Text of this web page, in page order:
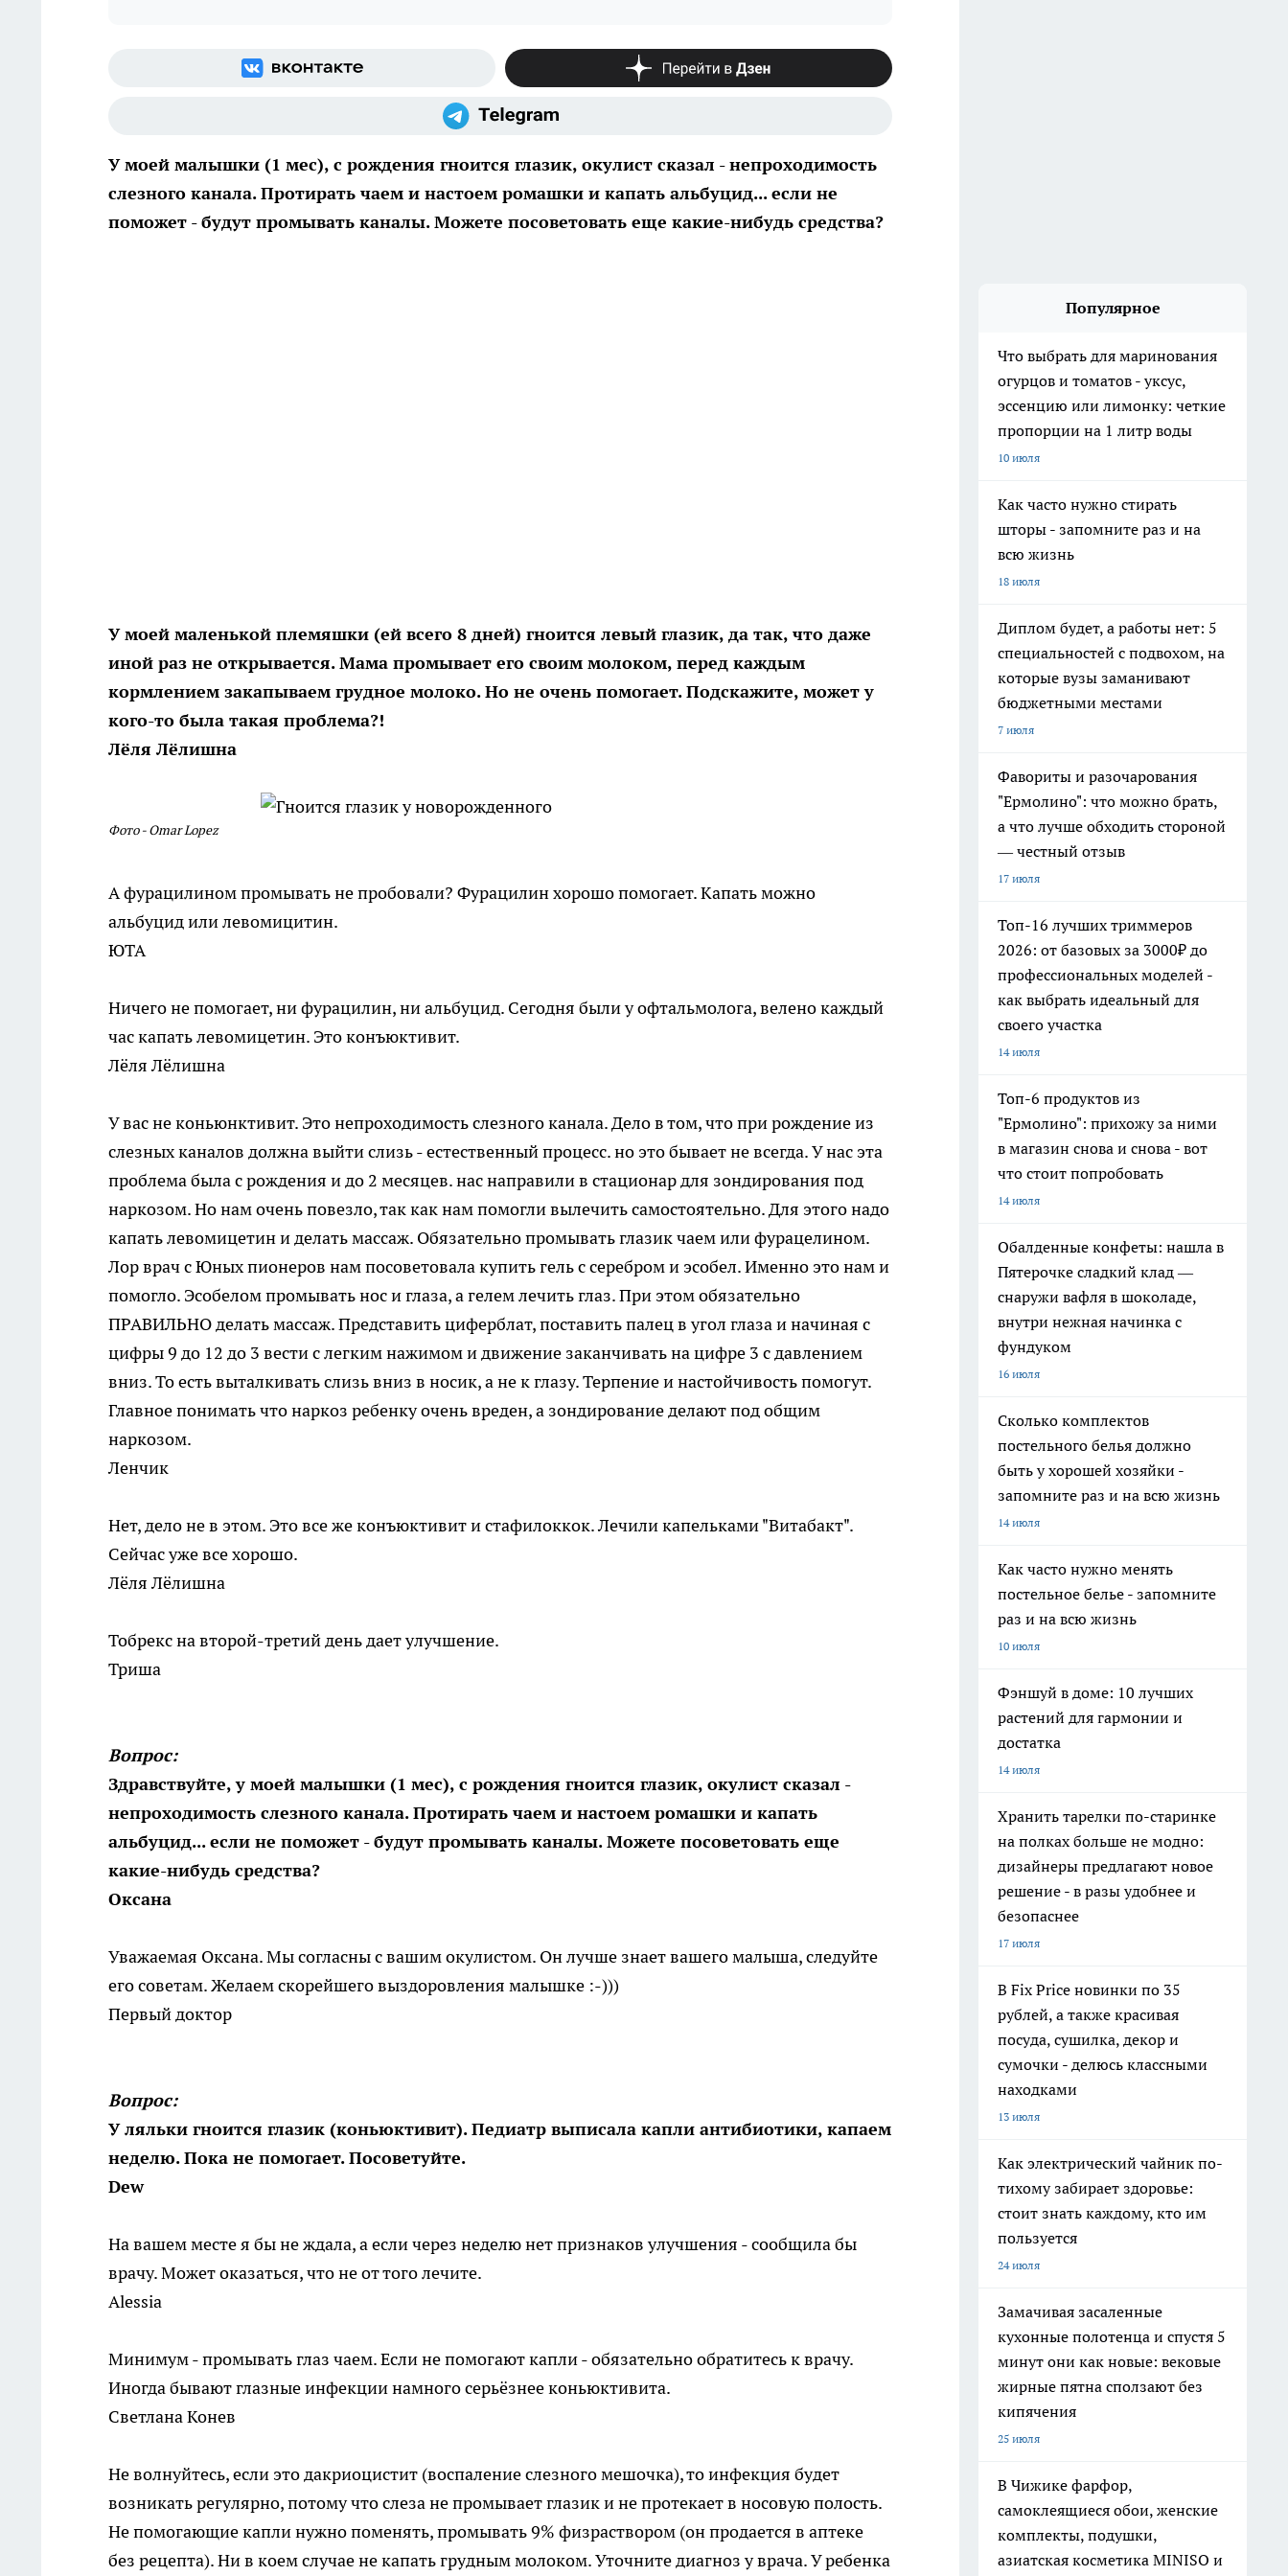
У моей малышки (1 мес), с рождения гноится глазик, окулист сказал - непроходимость
слезного канала. Протирать чаем и настоем ромашки и капать альбуцид... если не
поможет - будут промывать каналы. Можете посоветовать еще какие-нибудь средства?
У моей маленькой племяшки (ей всего 8 дней) гноится левый глазик, да так, что даже
иной раз не открывается. Мама промывает его своим молоком, перед каждым
кормлением закапываем грудное молоко. Но не очень помогает. Подскажите, может у
кого-то была такая проблема?!
Лёля Лёлишна
Фото - Omar Lopez
А фурацилином промывать не пробовали? Фурацилин хорошо помогает. Капать можно
альбуцид или левомицитин.
ЮТА
Ничего не помогает, ни фурацилин, ни альбуцид. Сегодня были у офтальмолога, велено каждый
час капать левомицетин. Это конъюктивит.
Лёля Лёлишна
У вас не коньюнктивит. Это непроходимость слезного канала. Дело в том, что при рождение из
слезных каналов должна выйти слизь - естественный процесс. но это бывает не всегда. У нас эта
проблема была с рождения и до 2 месяцев. нас направили в стационар для зондирования под
наркозом. Но нам очень повезло, так как нам помогли вылечить самостоятельно. Для этого надо
капать левомицетин и делать массаж. Обязательно промывать глазик чаем или фурацелином.
Лор врач с Юных пионеров нам посоветовала купить гель с серебром и эсобел. Именно это нам и
помогло. Эсобелом промывать нос и глаза, а гелем лечить глаз. При этом обязательно
ПРАВИЛЬНО делать массаж. Представить циферблат, поставить палец в угол глаза и начиная с
цифры 9 до 12 до 3 вести с легким нажимом и движение заканчивать на цифре 3 с давлением
вниз. То есть выталкивать слизь вниз в носик, а не к глазу. Терпение и настойчивость помогут.
Главное понимать что наркоз ребенку очень вреден, а зондирование делают под общим
наркозом.
Ленчик
Нет, дело не в этом. Это все же конъюктивит и стафилоккок. Лечили капельками "Витабакт".
Сейчас уже все хорошо.
Лёля Лёлишна
Тобрекс на второй-третий день дает улучшение.
Триша
Вопрос:
Здравствуйте, у моей малышки (1 мес), с рождения гноится глазик, окулист сказал -
непроходимость слезного канала. Протирать чаем и настоем ромашки и капать
альбуцид... если не поможет - будут промывать каналы. Можете посоветовать еще
какие-нибудь средства?
Оксана
Уважаемая Оксана. Мы согласны с вашим окулистом. Он лучше знает вашего малыша, следуйте
его советам. Желаем скорейшего выздоровления малышке :-)))
Первый доктор
Вопрос:
У ляльки гноится глазик (коньюктивит). Педиатр выписала капли антибиотики, капаем
неделю. Пока не помогает. Посоветуйте.
Dew
На вашем месте я бы не ждала, а если через неделю нет признаков улучшения - сообщила бы
врачу. Может оказаться, что не от того лечите.
Alessia
Минимум - промывать глаз чаем. Если не помогают капли - обязательно обратитесь к врачу.
Иногда бывают глазные инфекции намного серьёзнее коньюктивита.
Светлана Конев
Не волнуйтесь, если это дакриоцистит (воспаление слезного мешочка), то инфекция будет
возникать регулярно, потому что слеза не промывает глазик и не протекает в носовую полость.
Не помогающие капли нужно поменять, промывать 9% физраствором (он продается в аптеке
без рецепта). Ни в коем случае не капать грудным молоком. Уточните диагноз у врача. У ребенка
Популярное
Что выбрать для маринования
огурцов и томатов - уксус,
эссенцию или лимонку: четкие
пропорции на 1 литр воды
10 июля
Как часто нужно стирать
шторы - запомните раз и на
всю жизнь
18 июля
Диплом будет, а работы нет: 5
специальностей с подвохом, на
которые вузы заманивают
бюджетными местами
7 июля
Фавориты и разочарования
"Ермолино": что можно брать,
а что лучше обходить стороной
— честный отзыв
17 июля
Топ-16 лучших триммеров
2026: от базовых за 3000₽ до
профессиональных моделей -
как выбрать идеальный для
своего участка
14 июля
Топ-6 продуктов из
"Ермолино": прихожу за ними
в магазин снова и снова - вот
что стоит попробовать
14 июля
Обалденные конфеты: нашла в
Пятерочке сладкий клад —
снаружи вафля в шоколаде,
внутри нежная начинка с
фундуком
16 июля
Сколько комплектов
постельного белья должно
быть у хорошей хозяйки -
запомните раз и на всю жизнь
14 июля
Как часто нужно менять
постельное белье - запомните
раз и на всю жизнь
10 июля
Фэншуй в доме: 10 лучших
растений для гармонии и
достатка
14 июля
Хранить тарелки по-старинке
на полках больше не модно:
дизайнеры предлагают новое
решение - в разы удобнее и
безопаснее
17 июля
В Fix Price новинки по 35
рублей, а также красивая
посуда, сушилка, декор и
сумочки - делюсь классными
находками
13 июля
Как электрический чайник по-
тихому забирает здоровье:
стоит знать каждому, кто им
пользуется
24 июля
Замачивая засаленные
кухонные полотенца и спустя 5
минут они как новые: вековые
жирные пятна сползают без
кипячения
25 июля
В Чижике фарфор,
самоклеящиеся обои, женские
комплекты, подушки,
азиатская косметика MINISO и